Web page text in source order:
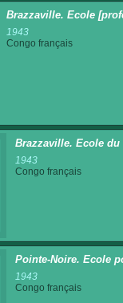
Brazzaville. Ecole
1943
Congo français
Brazzaville. Ecole
1943
Congo français
Pointe-Noire. Ecole
1943
Congo français